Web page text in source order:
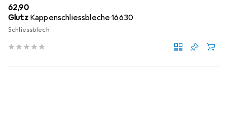
EUR
62,90
Glutz Kappenschliessbleche 16630
Schliessblech